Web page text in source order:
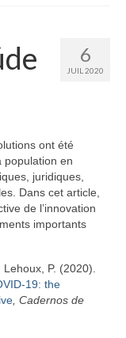
6
JUIL 2020
ont été
population en
juridiques,
Dans cet article,
de l’innovation
importants
P. (2020).
19: the
Cadernos de